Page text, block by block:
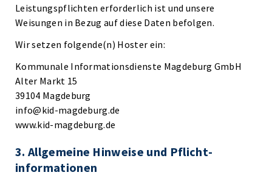
Leistungspflichten erforderlich ist und unsere
Weisungen in Bezug auf diese Daten befolgen.
Wir setzen folgende(n) Hoster ein:
Kommunale Informationsdienste Magdeburg GmbH
Alter Markt 15
39104 Magdeburg
info@kid-magdeburg.de
www.kid-magdeburg.de
3. Allgemeine Hinweise und Pflicht­
informationen